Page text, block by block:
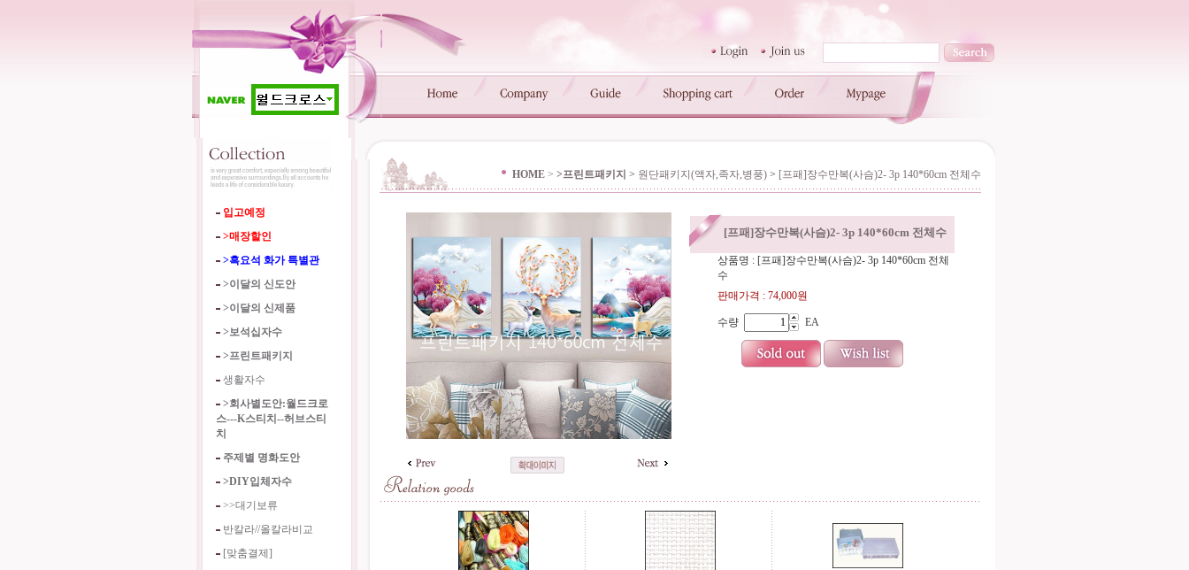
입고예정
>매장할인
>흑요석 화가 특별관
>이달의 신도안
>이달의 신제품
>보석십자수
>프린트패키지
생활자수
>회사별도안:월드크로
스---K스티치--허브스티
치
주제별 명화도안
>DIY입체자수
>>대기보류
반칼라//올칼라비교
[맞춤결제]
HOME > >프린트패키지 > 원단패키지(액자,족자,병풍) > [프패]장수만복(사슴)2- 3p 140*60cm 전체수
[프패]장수만복(사슴)2- 3p 140*60cm 전체수
상품명 : [프패]장수만복(사슴)2- 3p 140*60cm 전체
수
판매가격 : 74,000원
수량 EA